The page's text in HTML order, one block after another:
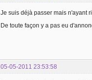
Je suis déjà passer mais n'ayant
De toute façon y a pas eu
05-05-2011 23:53:58